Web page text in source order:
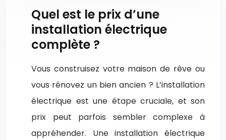
Quel est le prix d’une
installation électrique
complète ?
Vous construisez votre maison de rêve ou
vous rénovez un bien ancien ? L’installation
électrique est une étape cruciale, et son
prix peut parfois sembler complexe à
appréhender. Une installation électrique